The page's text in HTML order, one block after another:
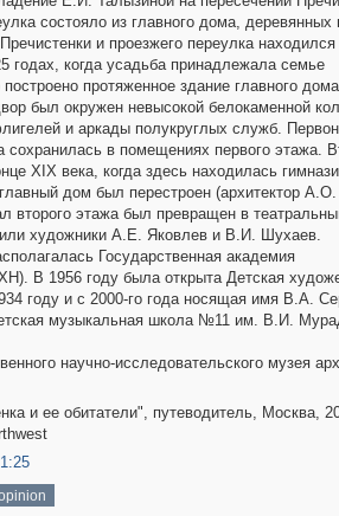
состояло из главного дома,
и проезжего переулка находился
годах, когда усадьба принадлежала семье
протяженное здание главного
был окружен невысокой белокаменной
и аркады полукруглых служб.
сохранилась в помещениях первого этажа.
XIX века, когда здесь находилась
дом был перестроен (архитектор
второго этажа был превращен в
художники А.Е. Яковлев и В.И. Шухаев.
Государственная академия
В 1956 году была открыта Детская
году и с 2000-го года носящая имя В.А.
музыкальная школа №11 им. В.И.
научно-исследовательского музея
и ее обитатели", путеводитель, Москва,